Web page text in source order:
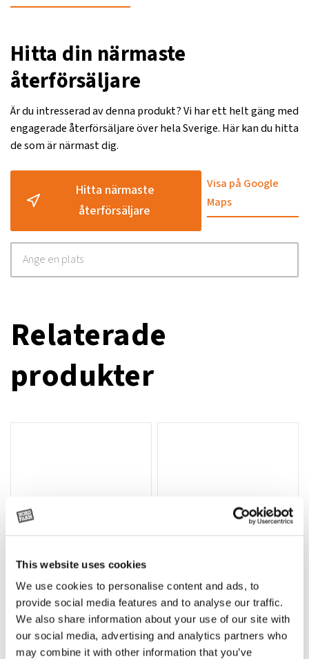
This website uses cookies
We use cookies to personalise content and ads, to
provide social media features and to analyse our traffic.
We also share information about your use of our site with
our social media, advertising and analytics partners who
may combine it with other information that you’ve
Hitta din närmaste
återförsäljare
Är du intresserad av denna produkt? Vi har ett helt gäng med
engagerade återförsäljare över hela Sverige. Här kan du hitta
de som är närmast dig.
Hitta närmaste
återförsäljare
Visa på Google
Maps
Relaterade
produkter
Lägg till i varukorg
Rotor, komplett med slagor
OR80013456G
(ex. moms)
Grön truckknapp
A00220
kr (ex. moms)